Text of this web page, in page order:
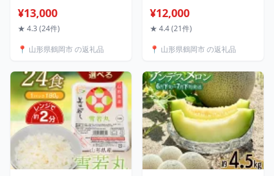
税 返礼品 食品 白米 パック
ご飯 ごはん お手軽 レンジ
一人暮らし 常温保存 備蓄
プ ローリングストック お
取り寄せ
¥13,000
★ 4.3 (24件)
📍 山形県鶴岡市 の返礼品
袋） 小池喜左衛門ファー
ム 枝豆 2026年 | 山形県 鶴
エダマメ お取り寄せグルメ
品 茶豆 おつまみ 食品
¥12,000
★ 4.4 (21件)
📍 山形県鶴岡市 の返礼品